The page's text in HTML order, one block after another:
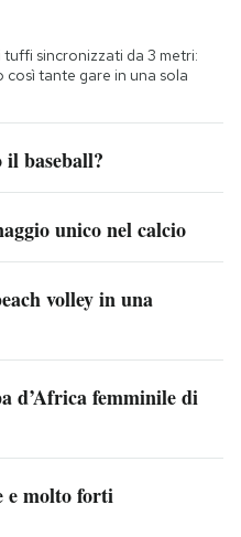
tuffi sincronizzati da 3 metri:
tante gare in una sola
baseball?
unico nel calcio
volley in una
d’Africa femminile di
e molto forti